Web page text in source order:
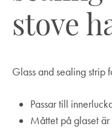
stove
Glass and sealing strip
Passar till
Måttet på glaset